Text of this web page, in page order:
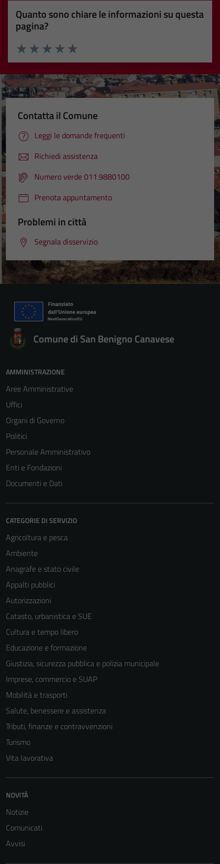
Quanto sono chiare le informazioni su questa
pagina?
Valuta 5 stelle su 5
Valuta 4 stelle su 5
Valuta 3 stelle su 5
Valuta 2 stelle su 5
Valuta 1 stelle su 5
Contatta il Comune
Leggi le domande frequenti
Richiedi assistenza
Numero verde 011.9880100
Prenota appuntamento
Problemi in città
Segnala disservizio
Comune di San Benigno Canavese
AMMINISTRAZIONE
Aree Amministrative
Uffici
Organi di Governo
Politici
Personale Amministrativo
Enti e Fondazioni
Documenti e Dati
CATEGORIE DI SERVIZIO
Agricoltura e pesca
Ambiente
Anagrafe e stato civile
Appalti pubblici
Autorizzazioni
Catasto, urbanistica e SUE
Cultura e tempo libero
Educazione e formazione
Giustizia, sicurezza pubblica e polizia municipale
Imprese, commercio e SUAP
Mobilità e trasporti
Salute, benessere e assistenza
Tributi, finanze e contravvenzioni
Turismo
Vita lavorativa
NOVITÀ
Notizie
Comunicati
Avvisi